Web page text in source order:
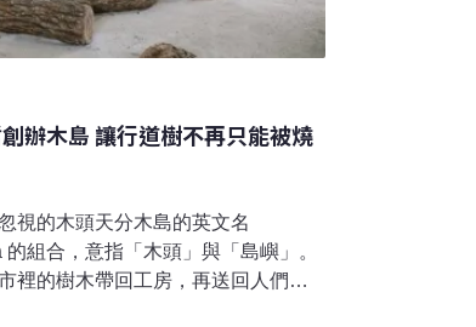
辦木島 讓行道樹不再只能被燒
視的木頭天分木島的英文名
組合，意指「木頭」與「島嶼」。
裡的樹木帶回工房，再送回人們的